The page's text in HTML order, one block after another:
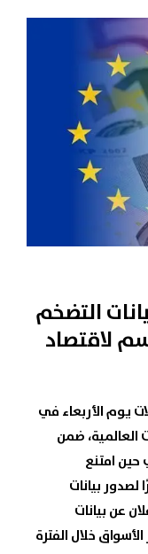
التضخم
لاقتصاد
يوم الأربعاء في
العالمية، ضمن
حين امتنع
لصدوربيانات
عن بيانات
خلال الفترة